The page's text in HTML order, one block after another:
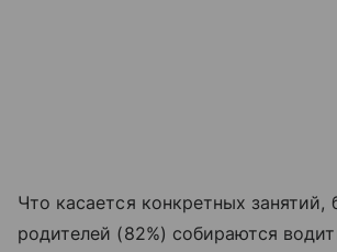
Что касается конкретных занятий,
родителей (82%) собираются